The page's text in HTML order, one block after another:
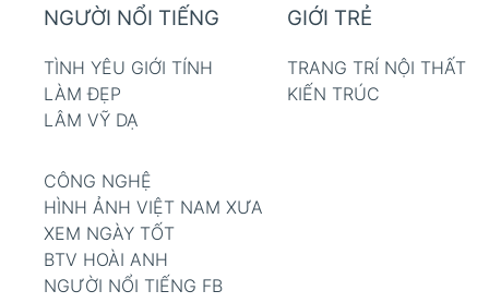
NGƯỜI NỔI TIẾNG
TÌNH YÊU GIỚI TÍNH
LÀM ĐẸP
LÂM VỸ DẠ
GIỚI TRẺ
TRANG TRÍ NỘI THẤT
KIẾN TRÚC
CÔNG NGHỆ
HÌNH ẢNH VIỆT NAM XƯA
XEM NGÀY TỐT
BTV HOÀI ANH
NGƯỜI NỔI TIẾNG FB